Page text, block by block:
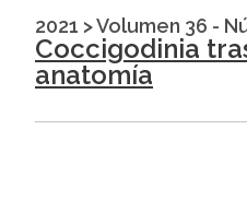
2021 >Volumen 36 -
Coccigodinia
anatomía